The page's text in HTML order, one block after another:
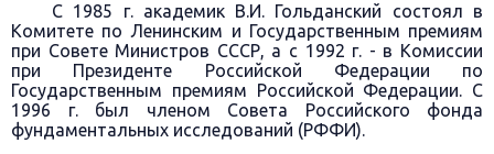
С 1985 г. академик В.И. Гольданский состоял в
Комитете по Ленинским и Государственным премиям
при Совете Министров СССР, а с 1992 г. - в Комиссии
при Президенте Российской Федерации по
Государственным премиям Российской Федерации. С
1996 г. был членом Совета Российского фонда
фундаментальных исследований (РФФИ).